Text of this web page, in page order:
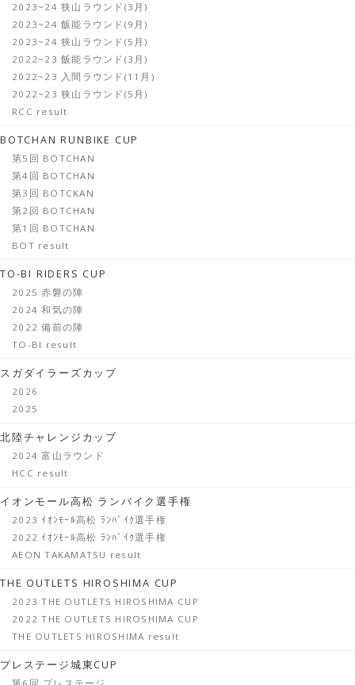
2023~24 狭山ラウンド(3月)
2023~24 飯能ラウンド(9月)
2023~24 狭山ラウンド(5月)
2022~23 飯能ラウンド(3月)
2022~23 入間ラウンド(11月)
2022~23 狭山ラウンド(5月)
RCC result
BOTCHAN RUNBIKE CUP
第5回 BOTCHAN
第4回 BOTCHAN
第3回 BOTCKAN
第2回 BOTCHAN
第1回 BOTCHAN
BOT result
TO-BI RIDERS CUP
2025 赤磐の陣
2024 和気の陣
2022 備前の陣
TO-BI result
スガダイラーズカップ
2026
2025
北陸チャレンジカップ
2024 富山ラウンド
HCC result
イオンモール高松 ランバイク選手権
2023 ｲｵﾝﾓｰﾙ高松 ﾗﾝﾊﾞｲｸ選手権
2022 ｲｵﾝﾓｰﾙ高松 ﾗﾝﾊﾞｲｸ選手権
AEON TAKAMATSU result
THE OUTLETS HIROSHIMA CUP
2023 THE OUTLETS HIROSHIMA CUP
2022 THE OUTLETS HIROSHIMA CUP
THE OUTLETS HIROSHIMA result
プレステージ城東CUP